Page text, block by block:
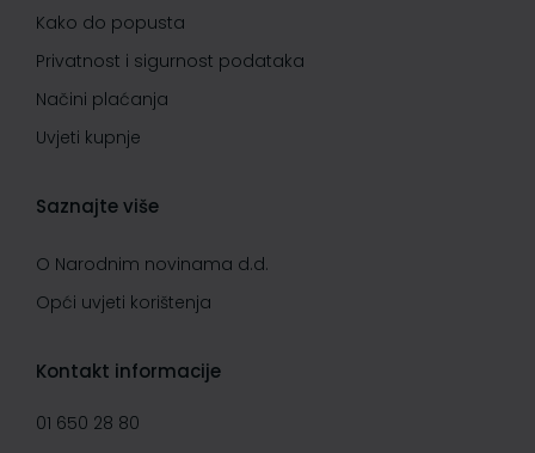
Kako do popusta
Privatnost i sigurnost podataka
Načini plaćanja
Uvjeti kupnje
Saznajte više
O Narodnim novinama d.d.
Opći uvjeti korištenja
Kontakt informacije
01 650 28 80